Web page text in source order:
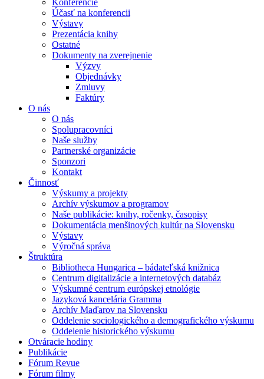
Konferencie
Účasť na konferencii
Výstavy
Prezentácia knihy
Ostatné
Dokumenty na zverejnenie
Výzvy
Objednávky
Zmluvy
Faktúry
O nás
O nás
Spolupracovníci
Naše služby
Partnerské organizácie
Sponzori
Kontakt
Činnosť
Výskumy a projekty
Archív výskumov a programov
Naše publikácie: knihy, ročenky, časopisy
Dokumentácia menšinových kultúr na Slovensku
Výstavy
Výročná správa
Štruktúra
Bibliotheca Hungarica – bádateľská knižnica
Centrum digitalizácie a internetových databáz
Výskumné centrum európskej etnológie
Jazyková kancelária Gramma
Archív Maďarov na Slovensku
Oddelenie sociologického a demografického výskumu
Oddelenie historického výskumu
Otváracie hodiny
Publikácie
Fórum Revue
Fórum filmy